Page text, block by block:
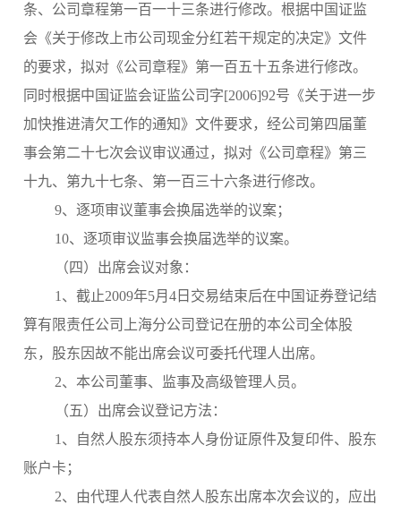
条、公司章程第一百一十三条进行修改。根据中国证监
会《关于修改上市公司现金分红若干规定的决定》文件
的要求，拟对《公司章程》第一百五十五条进行修改。
同时根据中国证监会证监公司字[2006]92号《关于进一步
加快推进清欠工作的通知》文件要求，经公司第四届董
事会第二十七次会议审议通过，拟对《公司章程》第三
十九、第九十七条、第一百三十六条进行修改。
9、逐项审议董事会换届选举的议案；
10、逐项审议监事会换届选举的议案。
（四）出席会议对象：
1、截止2009年5月4日交易结束后在中国证券登记结
算有限责任公司上海分公司登记在册的本公司全体股
东，股东因故不能出席会议可委托代理人出席。
2、本公司董事、监事及高级管理人员。
（五）出席会议登记方法：
1、自然人股东须持本人身份证原件及复印件、股东
账户卡；
2、由代理人代表自然人股东出席本次会议的，应出